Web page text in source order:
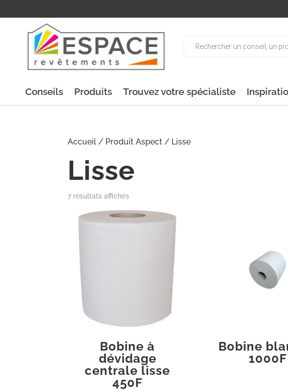
Conseils Produits Trouvez votre spécialiste
Accueil / Produit Aspect / Lisse
Lisse
7 résultats affichés
Bobine à
dévidage
centrale lisse
450F
Bobine
1000F